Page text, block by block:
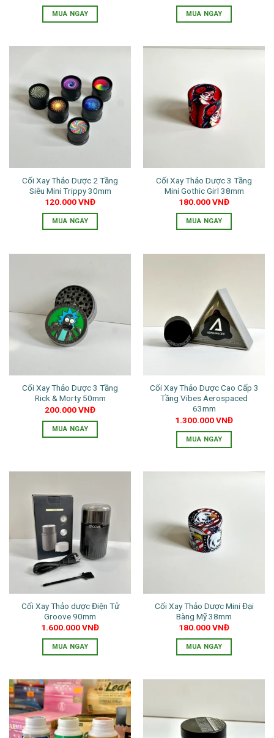
MUA NGAY MUA NGAY
biến
thể.
Các
tùy
thể
được
chọn
trên
trang
sản
Cối Xay Thảo Dược 2 Tầng
Siêu Mini Trippy 30mm
120.000VNĐ
MUA NGAY
nhiều
biến
thể.
Các
tùy
thể
được
chọn
trên
trang
sản
Cối Xay Thảo Dược 3 Tầng
Mini Gothic Girl 38mm
180.000VNĐ
MUA NGAY
Cối Xay Thảo Dược 3 Tầng
Rick & Morty 50mm
200.000VNĐ
MUA NGAY
nhiều
biến
thể.
Các
tùy
chọn
có
thể
chọn
trên
sản
Cối Xay Thảo Dược Cao Cấp 3
Tầng Vibes Aerospaced
63mm
1.300.000VNĐ
MUA NGAY
Cối Xay Thảo dược Điện Tử
Groove 90mm
1.600.000VNĐ
MUA NGAY
Cối Xay Thảo Dược Mini Đại
Bàng Mỹ 38mm
180.000VNĐ
MUA NGAY